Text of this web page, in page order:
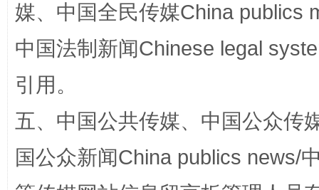
扯下公款旅游的“隐身衣” 如何以
媒、中国全民传媒China publics
中国法制新闻Chinese legal
引用。
五、中国公共传媒、中国公众传
国公众新闻China publics news/